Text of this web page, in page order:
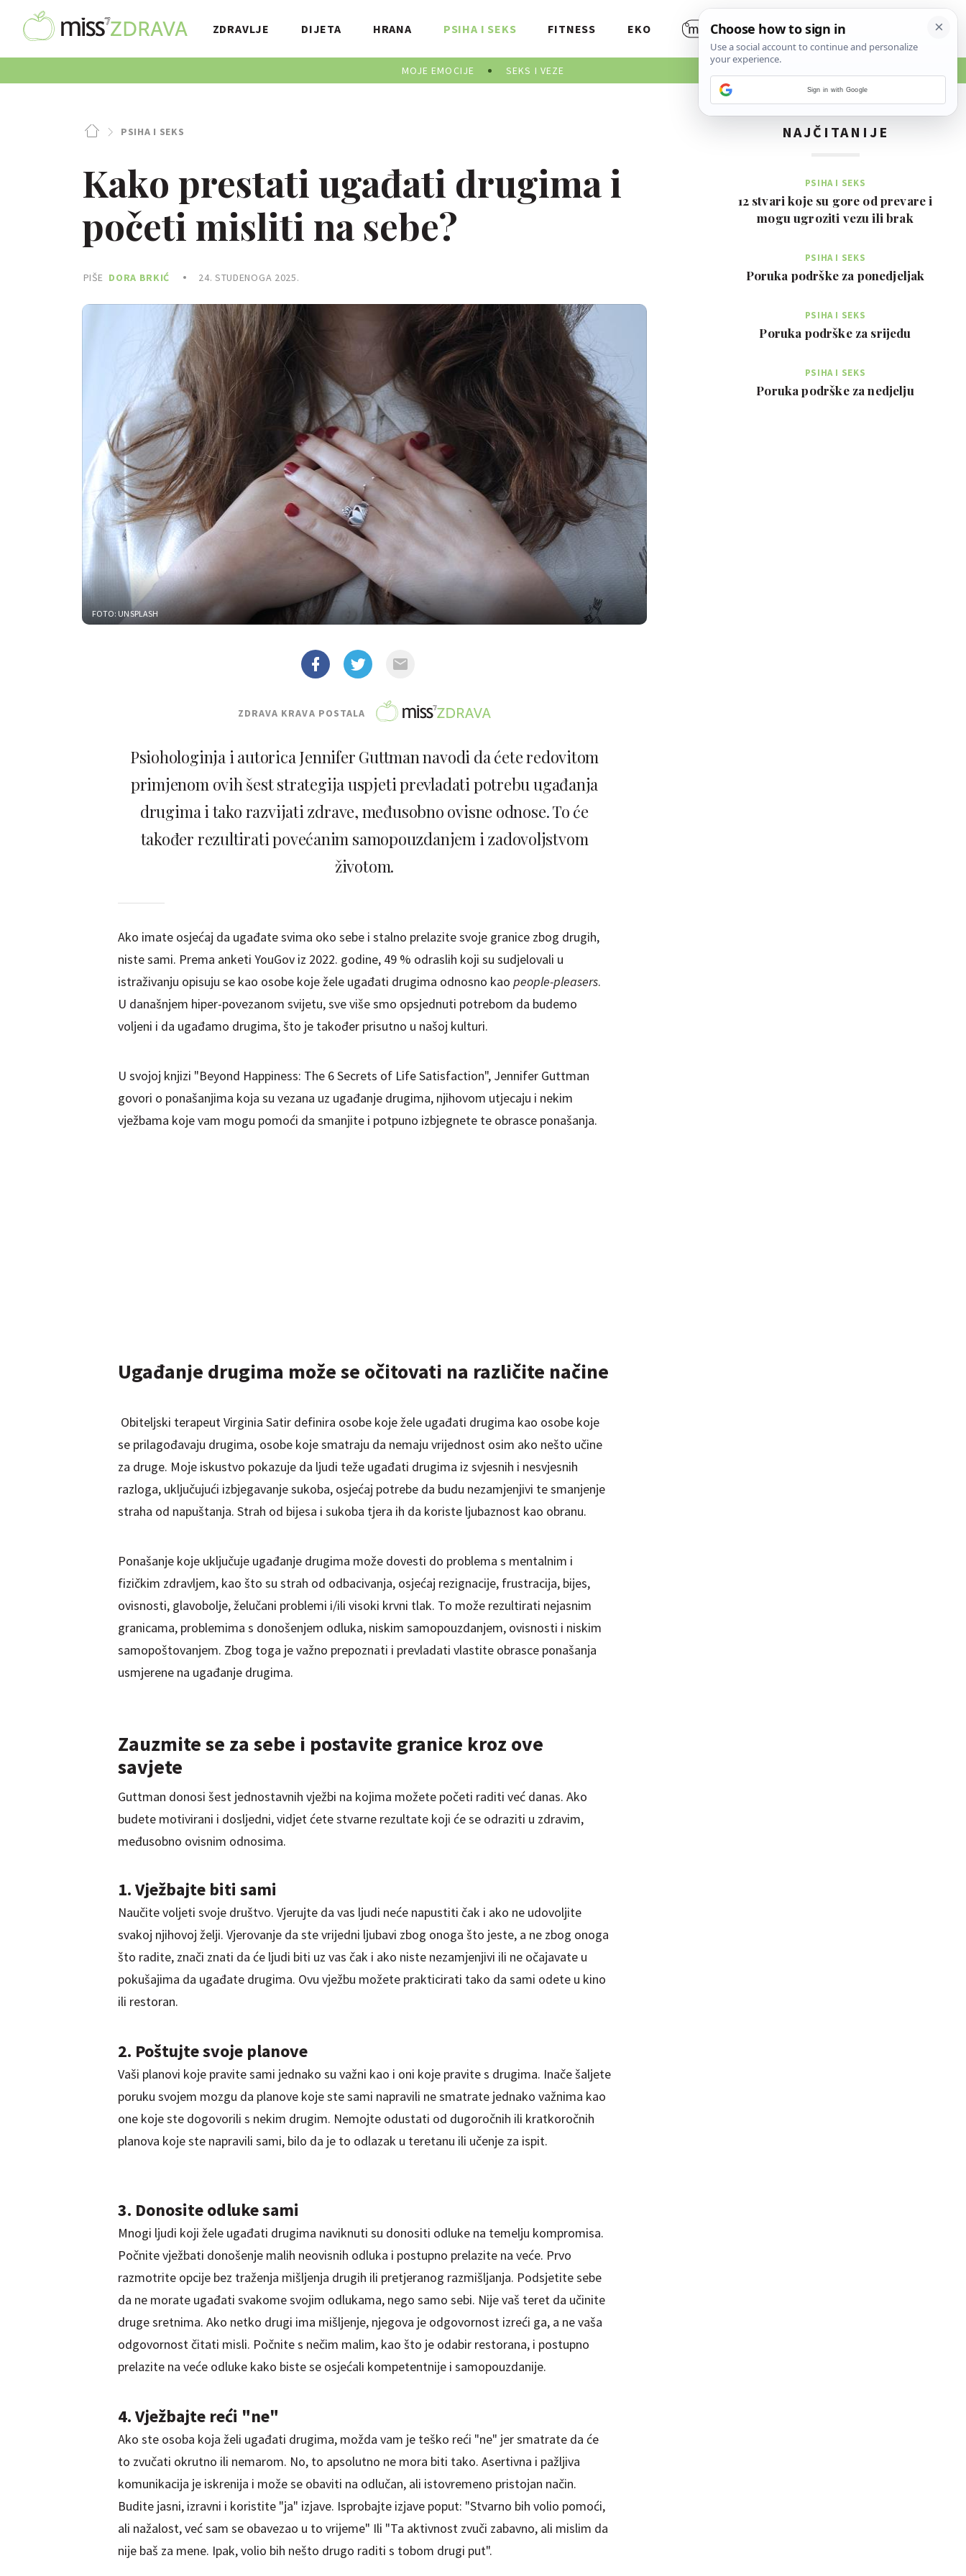
ZDRAVLJE DIJETA HRANA PSIHA I SEKS
MOJE EMOCIJE SEKS I VEZE
FITNESS EKO
PSIHA I SEKS
Kako prestati ugađati drugima i
početi misliti na sebe?
PIŠE DORA BRKIĆ 24. STUDENOGA 2025.
FOTO: UNSPLASH
ZDRAVA KRAVA POSTALA
Psiohologinja i autorica Jennifer Guttman navodi da ćete redovitom
primjenom ovih šest strategija uspjeti prevladati potrebu ugađanja
drugima i tako razvijati zdrave, međusobno ovisne odnose. To će
također rezultirati povećanim samopouzdanjem i zadovoljstvom
životom.
Ako imate osjećaj da ugađate svima oko sebe i stalno prelazite svoje granice zbog drugih,
niste sami. Prema anketi YouGov iz 2022. godine, 49 % odraslih koji su sudjelovali u
istraživanju opisuju se kao osobe koje žele ugađati drugima odnosno kao people-pleasers.
U današnjem hiper-povezanom svijetu, sve više smo opsjednuti potrebom da budemo
voljeni i da ugađamo drugima, što je također prisutno u našoj kulturi.
U svojoj knjizi "Beyond Happiness: The 6 Secrets of Life Satisfaction", Jennifer Guttman
govori o ponašanjima koja su vezana uz ugađanje drugima, njihovom utjecaju i nekim
vježbama koje vam mogu pomoći da smanjite i potpuno izbjegnete te obrasce ponašanja.
Ugađanje drugima može se očitovati na različite načine
Obiteljski terapeut Virginia Satir definira osobe koje žele ugađati drugima kao osobe koje
se prilagođavaju drugima, osobe koje smatraju da nemaju vrijednost osim ako nešto učine
za druge. Moje iskustvo pokazuje da ljudi teže ugađati drugima iz svjesnih i nesvjesnih
razloga, uključujući izbjegavanje sukoba, osjećaj potrebe da budu nezamjenjivi te smanjenje
straha od napuštanja. Strah od bijesa i sukoba tjera ih da koriste ljubaznost kao obranu.
Ponašanje koje uključuje ugađanje drugima može dovesti do problema s mentalnim i
fizičkim zdravljem, kao što su strah od odbacivanja, osjećaj rezignacije, frustracija, bijes,
ovisnosti, glavobolje, želučani problemi i/ili visoki krvni tlak. To može rezultirati nejasnim
granicama, problemima s donošenjem odluka, niskim samopouzdanjem, ovisnosti i niskim
samopoštovanjem. Zbog toga je važno prepoznati i prevladati vlastite obrasce ponašanja
usmjerene na ugađanje drugima.
Zauzmite se za sebe i postavite granice kroz ove
savjete
Guttman donosi šest jednostavnih vježbi na kojima možete početi raditi već danas. Ako
budete motivirani i dosljedni, vidjet ćete stvarne rezultate koji će se odraziti u zdravim,
međusobno ovisnim odnosima.
1. Vježbajte biti sami
Naučite voljeti svoje društvo. Vjerujte da vas ljudi neće napustiti čak i ako ne udovoljite
svakoj njihovoj želji. Vjerovanje da ste vrijedni ljubavi zbog onoga što jeste, a ne zbog onoga
što radite, znači znati da će ljudi biti uz vas čak i ako niste nezamjenjivi ili ne očajavate u
pokušajima da ugađate drugima. Ovu vježbu možete prakticirati tako da sami odete u kino
ili restoran.
2. Poštujte svoje planove
Vaši planovi koje pravite sami jednako su važni kao i oni koje pravite s drugima. Inače šaljete
poruku svojem mozgu da planove koje ste sami napravili ne smatrate jednako važnima kao
one koje ste dogovorili s nekim drugim. Nemojte odustati od dugoročnih ili kratkoročnih
planova koje ste napravili sami, bilo da je to odlazak u teretanu ili učenje za ispit.
3. Donosite odluke sami
Mnogi ljudi koji žele ugađati drugima naviknuti su donositi odluke na temelju kompromisa.
Počnite vježbati donošenje malih neovisnih odluka i postupno prelazite na veće. Prvo
razmotrite opcije bez traženja mišljenja drugih ili pretjeranog razmišljanja. Podsjetite sebe
da ne morate ugađati svakome svojim odlukama, nego samo sebi. Nije vaš teret da učinite
druge sretnima. Ako netko drugi ima mišljenje, njegova je odgovornost izreći ga, a ne vaša
odgovornost čitati misli. Počnite s nečim malim, kao što je odabir restorana, i postupno
prelazite na veće odluke kako biste se osjećali kompetentnije i samopouzdanije.
4. Vježbajte reći "ne"
Ako ste osoba koja želi ugađati drugima, možda vam je teško reći "ne" jer smatrate da će
to zvučati okrutno ili nemarom. No, to apsolutno ne mora biti tako. Asertivna i pažljiva
komunikacija je iskrenija i može se obaviti na odlučan, ali istovremeno pristojan način.
Budite jasni, izravni i koristite "ja" izjave. Isprobajte izjave poput: "Stvarno bih volio pomoći,
ali nažalost, već sam se obavezao u to vrijeme" Ili "Ta aktivnost zvuči zabavno, ali mislim da
nije baš za mene. Ipak, volio bih nešto drugo raditi s tobom drugi put".
NAJČITANIJE
PSIHA I SEKS
12 stvari koje su gore od prevare i
mogu ugroziti vezu ili brak
PSIHA I SEKS
Poruka podrške za ponedjeljak
PSIHA I SEKS
Poruka podrške za srijedu
PSIHA I SEKS
Poruka podrške za nedjelju
Sign in with Google